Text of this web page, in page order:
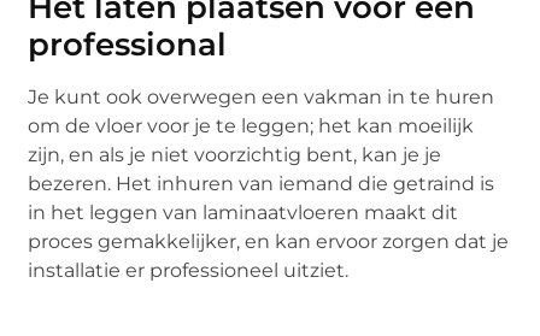
Het laten plaatsen voor een
professional
Je kunt ook overwegen een vakman in te huren
om de vloer voor je te leggen; het kan moeilijk
zijn, en als je niet voorzichtig bent, kan je je
bezeren. Het inhuren van iemand die getraind is
in het leggen van laminaatvloeren maakt dit
proces gemakkelijker, en kan ervoor zorgen dat je
installatie er professioneel uitziet.